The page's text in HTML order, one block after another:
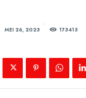
MEI 26, 2023 173413